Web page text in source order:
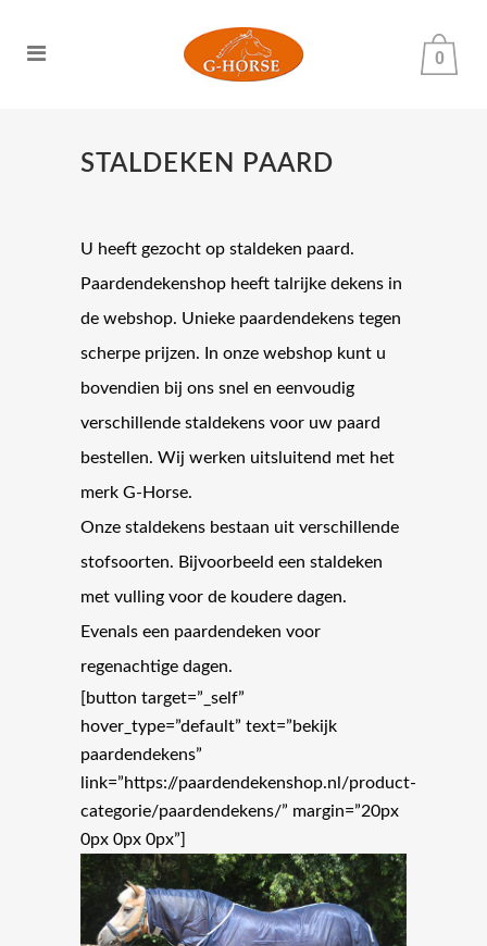
0
STALDEKEN PAARD
U heeft gezocht op staldeken paard.
Paardendekenshop heeft talrijke dekens in
de webshop. Unieke paardendekens tegen
scherpe prijzen. In onze webshop kunt u
bovendien bij ons snel en eenvoudig
verschillende staldekens voor uw paard
bestellen. Wij werken uitsluitend met het
merk G-Horse.
Onze staldekens bestaan uit verschillende
stofsoorten. Bijvoorbeeld een staldeken
met vulling voor de koudere dagen.
Evenals een paardendeken voor
regenachtige dagen.
[button target=”_self”
hover_type=”default” text=”bekijk
paardendekens”
link=”https://paardendekenshop.nl/product-
categorie/paardendekens/” margin=”20px
0px 0px 0px”]